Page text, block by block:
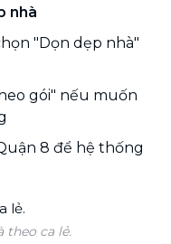
nhà
"Dọn dẹp nhà"
gói" nếu muốn
8 để hệ thống
theo ca lẻ.